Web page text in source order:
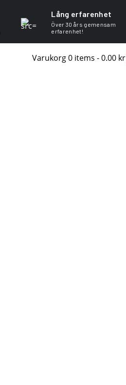
Lång erfarenhet
Över 30 års gemensam
erfarenhet!
Varukorg0 items -0.00 kr